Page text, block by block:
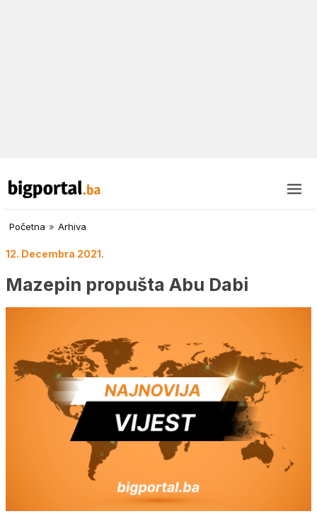
Početna » Arhiva
12. Decembra 2021.
Mazepin propušta Abu Dabi